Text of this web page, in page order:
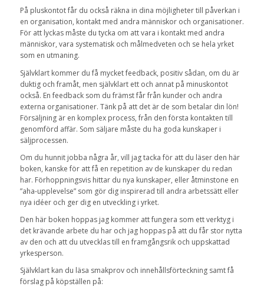
På pluskontot får du också räkna in dina möjligheter till påverkan i
en organisation, kontakt med andra människor och organisationer.
För att lyckas måste du tycka om att vara i kontakt med andra
människor, vara systematisk och målmedveten och se hela yrket
som en utmaning.
Självklart kommer du få mycket feedback, positiv sådan, om du är
duktig och framåt, men självklart ett och annat på minuskontot
också. En feedback som du främst får från kunder och andra
externa organisationer. Tänk på att det är de som betalar din lön!
Försäljning är en komplex process, från den första kontakten till
genomförd affär. Som säljare måste du ha goda kunskaper i
säljprocessen.
Om du hunnit jobba några år, vill jag tacka för att du läser den här
boken, kanske för att få en repetition av de kunskaper du redan
har. Förhoppningsvis hittar du nya kunskaper, eller åtminstone en
”aha-upplevelse” som gör dig inspirerad till andra arbetssätt eller
nya idéer och ger dig en utveckling i yrket.
Den här boken hoppas jag kommer att fungera som ett verktyg i
det krävande arbete du har och jag hoppas på att du får stor nytta
av den och att du utvecklas till en framgångsrik och uppskattad
yrkesperson.
Självklart kan du läsa smakprov och innehållsförteckning samt få
förslag på köpställen på: